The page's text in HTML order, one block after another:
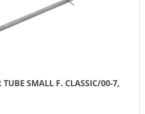
SMALL F. CLASSIC/00-7,